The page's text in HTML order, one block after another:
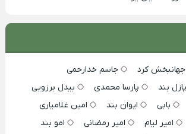
جهانبخش کرد
جاسم خدارحمی
پازل بند پارسا محمدی
بیدل برزویی
بابی ایوان بند
امین غلامیاری
امیر لیام امیر رمضانی
امو بند